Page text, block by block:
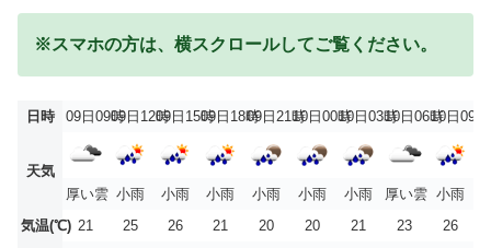
※スマホの方は、横スクロールしてご覧ください。
日時 09日09時09日12時09日15時09日18時09日21時10日00時10日03時10日06時10日09時
天気
厚い雲 小雨 小雨 小雨 小雨 小雨 小雨 厚い雲 小雨
気温(℃) 21 25 26 21 20 20 21 23
26